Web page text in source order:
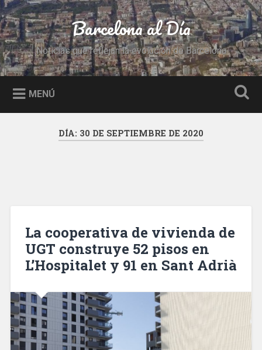
Saltar
al
contenido
Buscar Barcelona al Día
Noticias que reflejan la evolución de Barcelona
MENÚ
DÍA: 30 DE SEPTIEMBRE DE 2020
La cooperativa de vivienda de
UGT construye 52 pisos en
L’Hospitalet y 91 en Sant Adrià